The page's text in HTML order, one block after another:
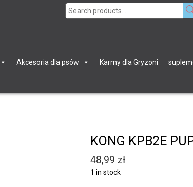
Search
Akcesoria dla psów Karmy dla Gryzoni
KONG KPB2E
48,99 zł
1 in stock